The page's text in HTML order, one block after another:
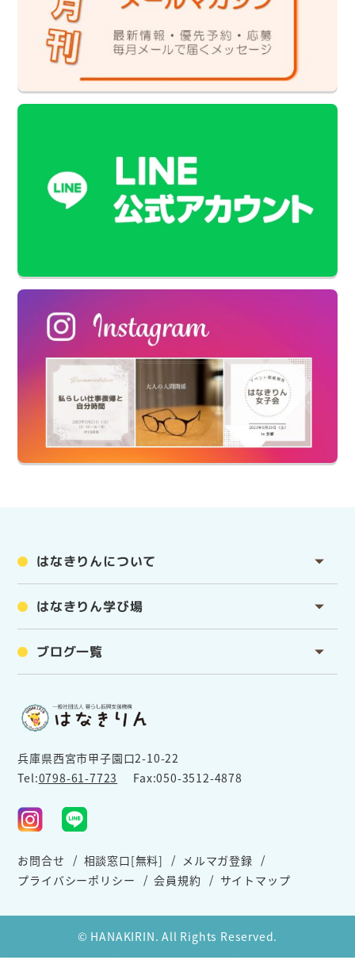
はなきりんについて
はなきりん学び場
ブログ一覧
兵庫県西宮市甲子園口2-10-22
Tel:0798-61-7723 Fax:050-3512-4878
お問合せ 相談窓口[無料]
メルマガ登録
プライバシーポリシー
会員規約 サイトマップ
© HANAKIRIN. All Rights Reserved.